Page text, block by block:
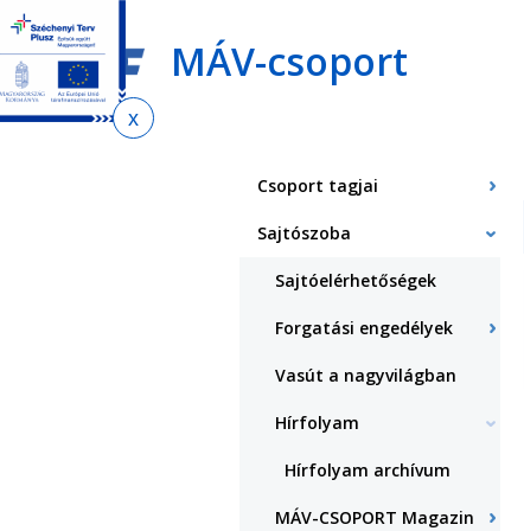
Ugrás
az
almenühöz
Ugrás
tartalomra
Ugrás
az
oldaltérképre
MÁV-csoport
Csoport tagjai
Sajtószoba
Sajtóelérhetőségek
Forgatási engedélyek
Vasút a nagyvilágban
Hírfolyam
Hírfolyam archívum
MÁV-CSOPORT Magazin